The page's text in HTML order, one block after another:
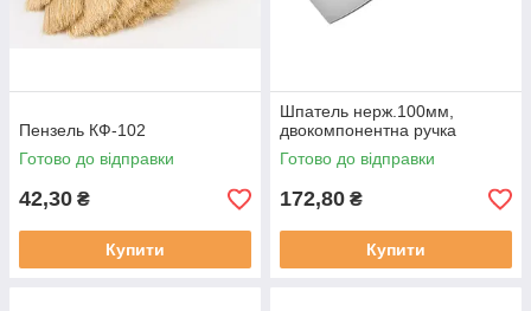
Пензель КФ-102
Готово до відправки
42,30 ₴
Купити
Шпатель нерж.100мм,
двокомпонентна ручка
Готово до відправки
172,80 ₴
Купити